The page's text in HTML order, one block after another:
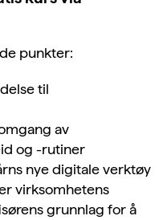
punkter:
til
av
og -rutiner
nye digitale verktøy
virksomhetens
grunnlag for å